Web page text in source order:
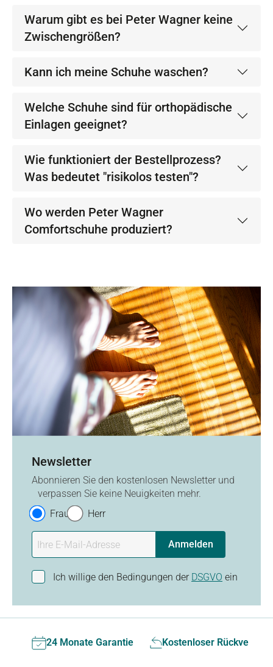
Warum gibt es bei Peter Wagner keine
Zwischengrößen?
Kann ich meine Schuhe waschen?
Welche Schuhe sind für orthopädische
Einlagen geeignet?
Wie funktioniert der Bestellprozess?
Was bedeutet "risikolos testen"?
Wo werden Peter Wagner
Comfortschuhe produziert?
Newsletter
Abonnieren Sie den kostenlosen Newsletter und
verpassen Sie keine Neuigkeiten mehr.
Frau
Herr
Anmelden
Ich willige den Bedingungen der DSGVO ein
24 Monate Garantie Kostenloser Rückversand